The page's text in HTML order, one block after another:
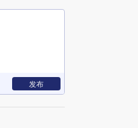
发布